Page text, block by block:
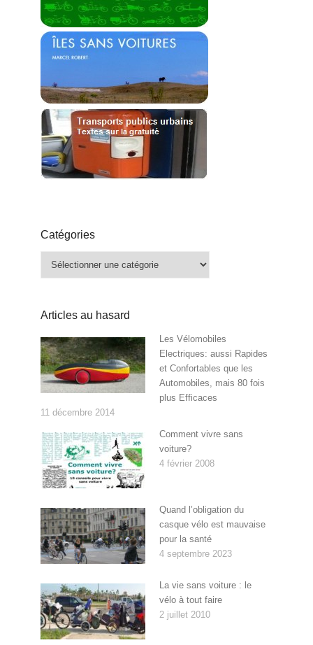
Catégories
Catégories
Articles au hasard
Les Vélomobiles
Electriques: aussi Rapides
et Confortables que les
Automobiles, mais 80 fois
plus Efficaces
11 décembre 2014
Comment vivre sans
voiture?
4 février 2008
Quand l’obligation du
casque vélo est mauvaise
pour la santé
4 septembre 2023
La vie sans voiture : le
vélo à tout faire
2 juillet 2010